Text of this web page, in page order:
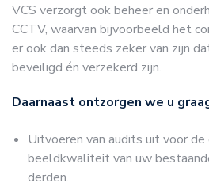
VCS verzorgt ook beheer en
CCTV, waarvan bijvoorbeeld het
er ook dan steeds zeker van zijn
beveiligd én verzekerd zijn.
Daarnaast ontzorgen we u
Uitvoeren van audits uit voor
beeldkwaliteit van uw
derden.